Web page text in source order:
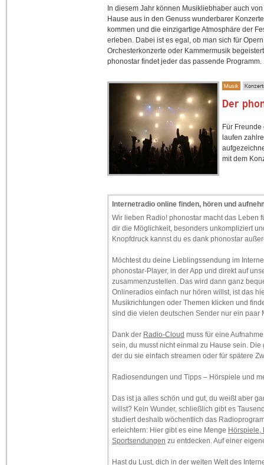
In diesem Jahr können Musikliebhaber auch von
Hause aus in den Genuss wunderbarer Konzerte
kommen und die einzigartige Atmosphäre der
erleben. Dabei ist es egal, ob man sich für
Orchesterkonzerte oder Kammermusik
phonostar findet jeder das passende Programm.
Musik
Der
Für
laufen
mit dem
Internetradio online finden, hören und
Wir lieben Radio! phonostar macht das Leben
dir die Möglichkeit, besonders unkompliziert
Knopfdruck kannst du es dank phonostar
Möchtest du deine Lieblingssendung im
phonostar-Player, in der App und direkt auf
zusammenzustellen. Das wird dann ganz
Onlineradios einfach nur hören willst, ist das
Musikrichtungen oder Themen klicken und
sind die vielen deutschen Sender nur ein
Dank der Radio-Cloud muss für eine
sein, du musst nicht einmal zu Hause sein.
der du sie einfach streamen oder für spätere
Radiosendungen und Tipps – Hörspiele und
Das ist ja alles schön und gut, du weißt aber
willst? Kein Wunder, schließlich gibt es
studiert deshalb wöchentlich das
erleichtern: Hier gibt es eine Menge Hörspiele,
Sportsendungen zu entdecken. Auf einer
Hast du Lust, dich in der weiten Welt des